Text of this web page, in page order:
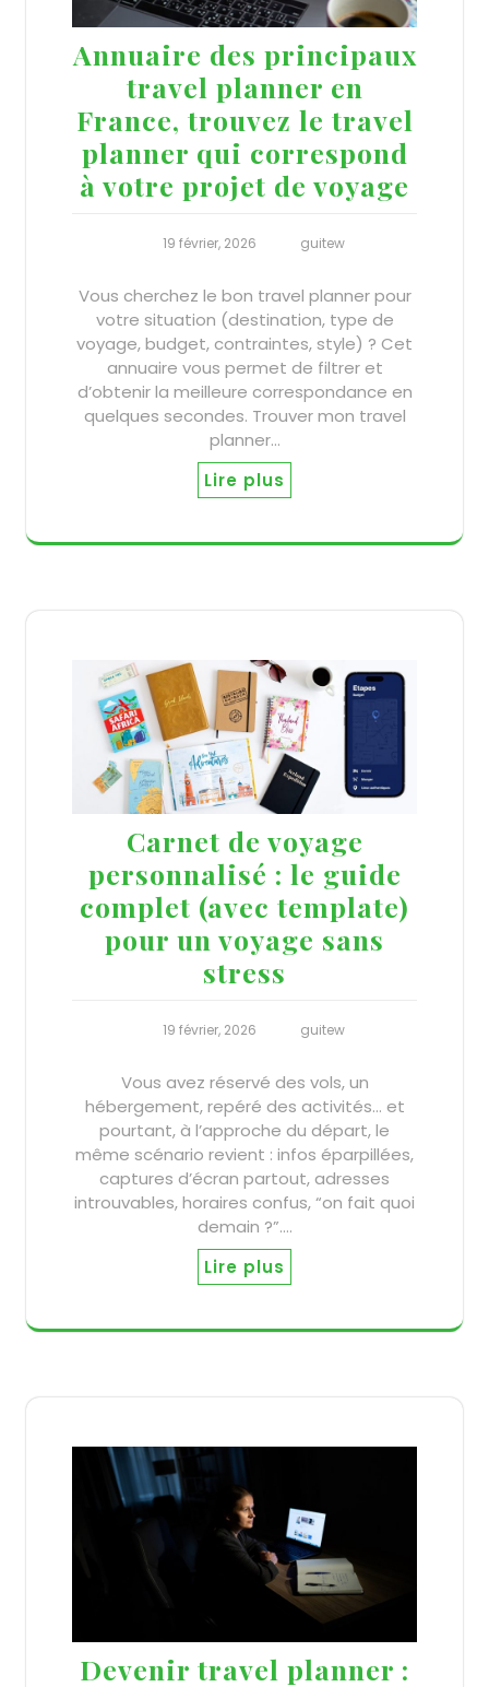
Annuaire des principaux
travel planner en
France, trouvez le travel
planner qui correspond
à votre projet de voyage
19 février, 2026 guitew
Vous cherchez le bon travel planner pour
votre situation (destination, type de
voyage, budget, contraintes, style) ? Cet
annuaire vous permet de filtrer et
d’obtenir la meilleure correspondance en
quelques secondes. Trouver mon travel
planner…
Lire plus
Carnet de voyage
personnalisé : le guide
complet (avec template)
pour un voyage sans
stress
19 février, 2026 guitew
Vous avez réservé des vols, un
hébergement, repéré des activités… et
pourtant, à l’approche du départ, le
même scénario revient : infos éparpillées,
captures d’écran partout, adresses
introuvables, horaires confus, “on fait quoi
demain ?”.…
Lire plus
Devenir travel planner :